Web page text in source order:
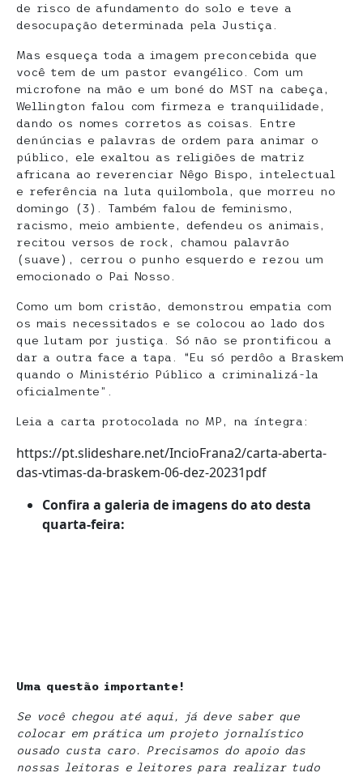
de risco de afundamento do solo e teve a
desocupação determinada pela Justiça.
Mas esqueça toda a imagem preconcebida que
você tem de um pastor evangélico. Com um
microfone na mão e um boné do MST na cabeça,
Wellington falou com firmeza e tranquilidade,
dando os nomes corretos as coisas. Entre
denúncias e palavras de ordem para animar o
público, ele exaltou as religiões de matriz
africana ao reverenciar Nêgo Bispo, intelectual
e referência na luta quilombola, que morreu no
domingo (3). Também falou de feminismo,
racismo, meio ambiente, defendeu os animais,
recitou versos de rock, chamou palavrão
(suave), cerrou o punho esquerdo e rezou um
emocionado o Pai Nosso.
Como um bom cristão, demonstrou empatia com
os mais necessitados e se colocou ao lado dos
que lutam por justiça. Só não se prontificou a
dar a outra face a tapa. “Eu só perdôo a Braskem
quando o Ministério Público a criminalizá-la
oficialmente”.
Leia a carta protocolada no MP, na íntegra:
https://pt.slideshare.net/IncioFrana2/carta-aberta-
das-vtimas-da-braskem-06-dez-20231pdf
Confira a galeria de imagens do ato desta
quarta-feira:
Uma questão importante!
Se você chegou até aqui, já deve saber que
colocar em prática um projeto jornalístico
ousado custa caro. Precisamos do apoio das
nossas leitoras e leitores para realizar tudo